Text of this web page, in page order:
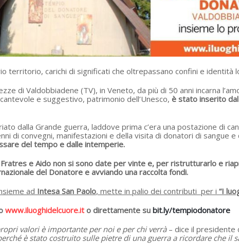
territorio, carichi di significati che oltrepassano confini e identità
di Valdobbiadene (TV), in Veneto, da più di 50 anni incarna
e suggestivo, patrimonio dell’Unesco, è stato inserito
dalla Grande guerra, laddove prima c’era una postazione di
di convegni, manifestazioni e della visita di donatori di sangue
del tempo e dalle intemperie.
e Aido non si sono date per vinte e, per ristrutturarlo e
del Donatore e avviando una raccolta fondi.
ad Intesa San Paolo, mette in palio dei contributi per i “I
www.iluoghidelcuore.it o direttamente su bit.ly/tempiodonatore
valori è importante per noi e per chi verrà – dice il presidente
è stato costruito sulle pietre di una guerra a ricordare che il